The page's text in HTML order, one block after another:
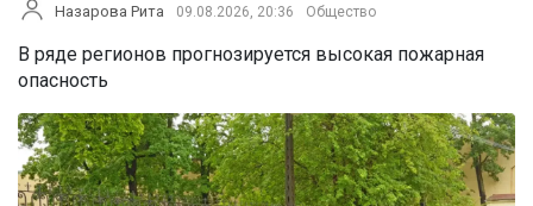
Назарова Рита 09.08.2026, 20:36 Общество
В ряде регионов прогнозируется высокая пожарная
опасность